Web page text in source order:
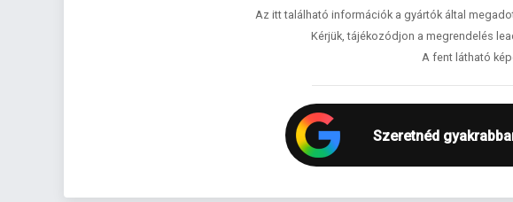
Az itt található információk a gyártók által
Kérjük, tájékozódjon a megrendelés
A fent látható
Szeretnéd